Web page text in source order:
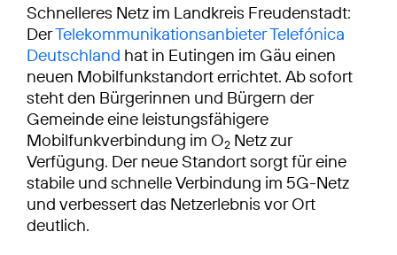
Schnelleres Netz im Landkreis Freudenstadt:
DerTelekommunikationsanbieter Telefónica
Deutschland hat in Eutingen im Gäu einen
neuen Mobilfunkstandort errichtet. Ab sofort
steht den Bürgerinnen und Bürgern der
Gemeinde eine leistungsfähigere
Mobilfunkverbindung im O2 Netz zur
Verfügung. Der neue Standort sorgt für eine
stabile und schnelle Verbindung im 5G-Netz
und verbessert das Netzerlebnis vor Ort
deutlich.